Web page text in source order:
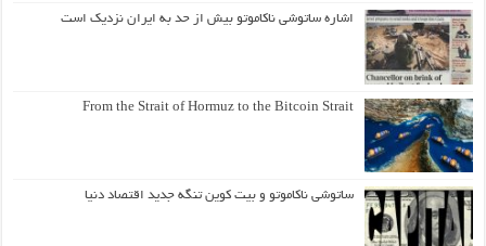
اشاره ساتوشی ناکاموتو بیش از حد به ایران نزدیک است
From the Strait of Hormuz to the Bitcoin Strait
ساتوشی ناکاموتو و بیت کوین تنگه جدید اقتصاد دنیا